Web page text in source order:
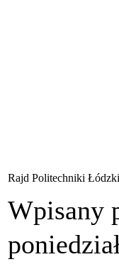
Rajd Politechniki
Wpisany